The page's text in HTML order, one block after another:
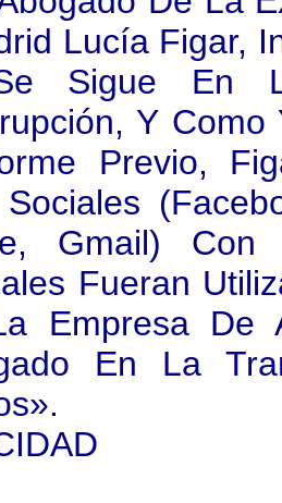
Lucía Figar,
Sigue En
Y
Previo,
Gmail)
Fueran
Empresa De
En La